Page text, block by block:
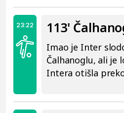
23:22 113'
Imao je Inter
Čalhanoglu, ali je
Intera otišla